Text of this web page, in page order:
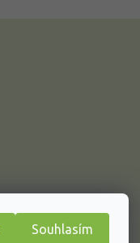
Souhlasím